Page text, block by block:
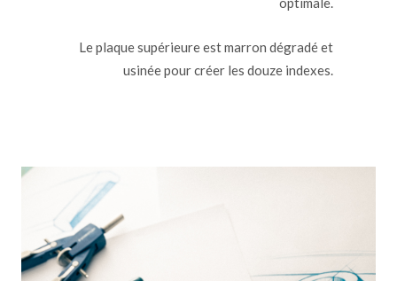
Le plaque supérieure est marron dégradé et
usinée pour créer les douze indexes.